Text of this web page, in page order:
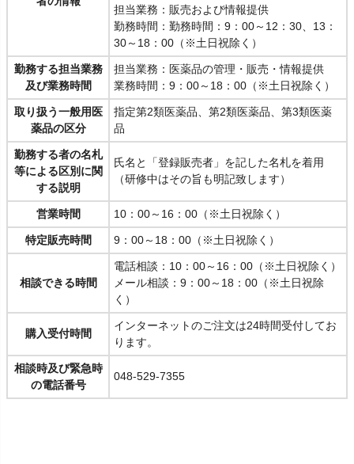
担当業務：販売および情報提供
勤務時間：勤務時間：9：00～12：30、13：
30～18：00（※土日祝除く）
勤務する担当業務
及び業務時間
担当業務：医薬品の管理・販売・情報提供
業務時間：9：00～18：00（※土日祝除く）
取り扱う一般用医
薬品の区分
指定第2類医薬品、第2類医薬品、第3類医薬
品
勤務する者の名札
等による区別に関
する説明
氏名と「登録販売者」を記した名札を着用
（研修中はその旨も明記致します）
営業時間 10：00～16：00（※土日祝除く）
特定販売時間 9：00～18：00（※土日祝除く）
相談できる時間
電話相談：10：00～16：00（※土日祝除く）
メール相談：9：00～18：00（※土日祝除
く）
購入受付時間
インターネットのご注文は24時間受付してお
ります。
相談時及び緊急時
の電話番号
048-529-7355